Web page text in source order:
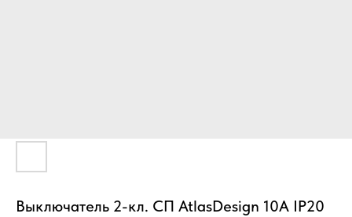
Выключатель 2-кл. СП AtlasDesign 10А IP20